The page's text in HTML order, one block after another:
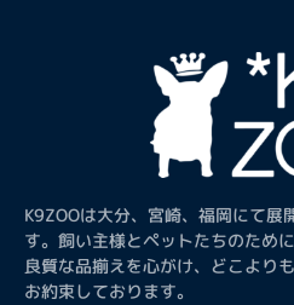
K9ZOOは大分、宮崎、福岡にて展
す。飼い主様とペットたちのため
良質な品揃えを心がけ、どこより
お約束しております。